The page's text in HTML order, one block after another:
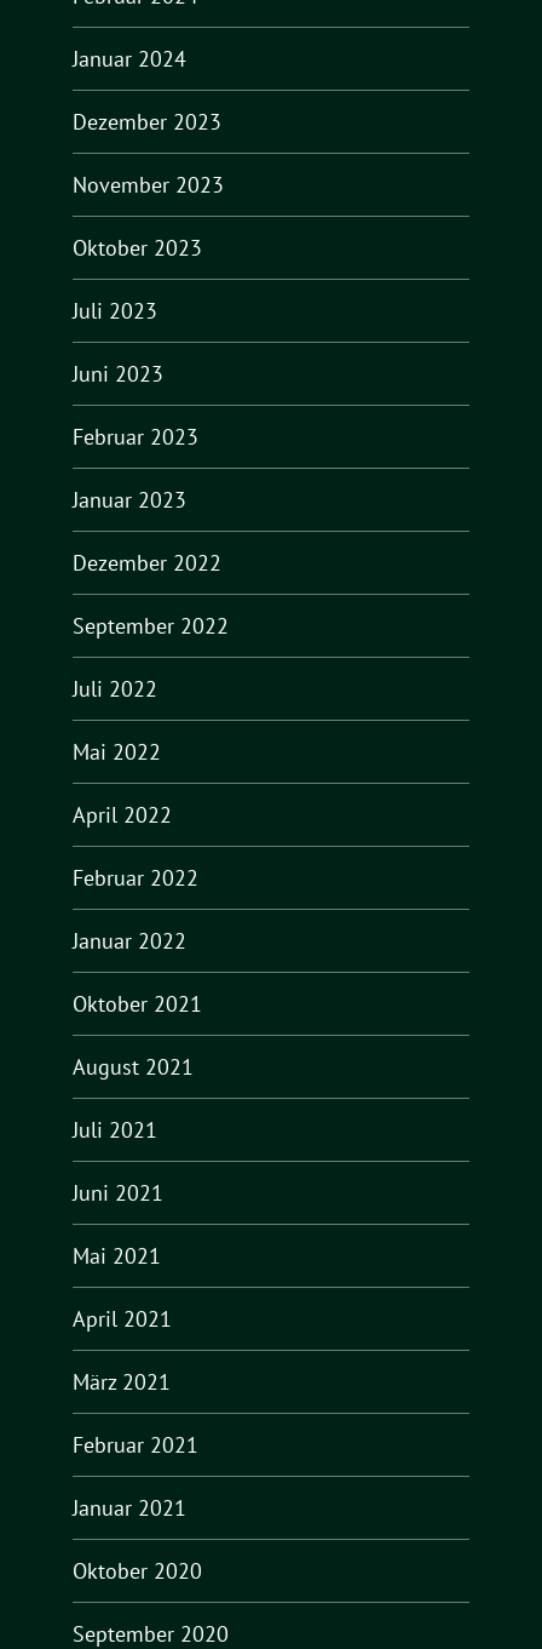
Januar 2024
Dezember 2023
November 2023
Oktober 2023
Juli 2023
Juni 2023
Februar 2023
Januar 2023
Dezember 2022
September 2022
Juli 2022
Mai 2022
April 2022
Februar 2022
Januar 2022
Oktober 2021
August 2021
Juli 2021
Juni 2021
Mai 2021
April 2021
März 2021
Februar 2021
Januar 2021
Oktober 2020
September 2020